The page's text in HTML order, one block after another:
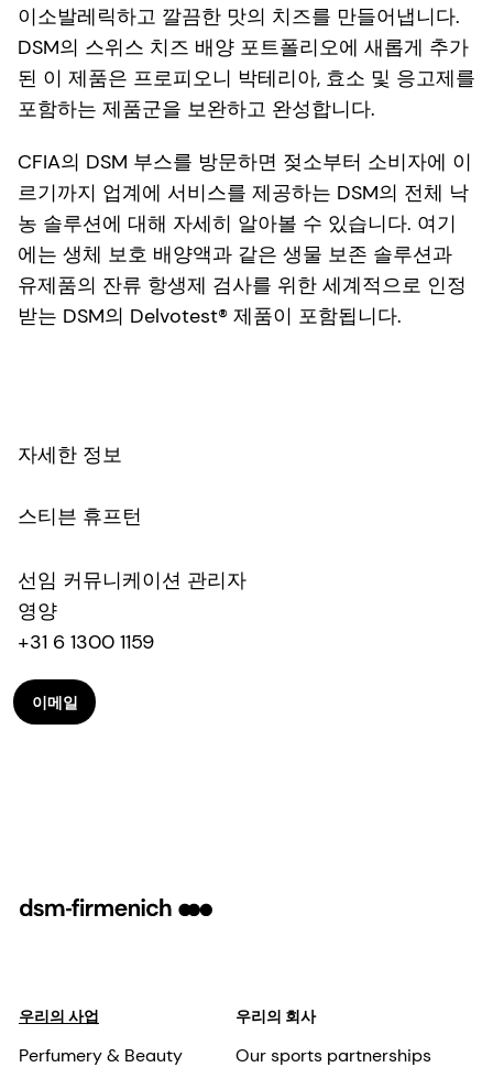
이소발레릭하고 깔끔한 맛의 치즈를 만들어냅니다.
DSM의 스위스 치즈 배양 포트폴리오에 새롭게 추가
된 이 제품은 프로피오니 박테리아, 효소 및 응고제를
포함하는 제품군을 보완하고 완성합니다.
CFIA의 DSM 부스를 방문하면 젖소부터 소비자에 이
르기까지 업계에 서비스를 제공하는 DSM의 전체 낙
농 솔루션에 대해 자세히 알아볼 수 있습니다. 여기
에는 생체 보호 배양액과 같은 생물 보존 솔루션과
유제품의 잔류 항생제 검사를 위한 세계적으로 인정
받는 DSM의 Delvotest® 제품이 포함됩니다.
자세한 정보
스티븐 휴프턴
선임 커뮤니케이션 관리자
영양
+31 6 1300 1159
이메일
우리의 사업
Perfumery & Beauty
우리의 회사
Our sports partnerships